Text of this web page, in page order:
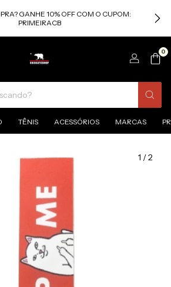
GANHE 10% OFF COM O CUPOM:
PRIMEIRACB
0
TÊNIS ACESSÓRIOS MARCAS
1 /2